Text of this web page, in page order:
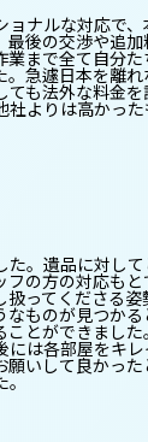
ナルな対応で
最後の交渉や追
業まで全て自分
急遽日本を離
も法外な料金を
社よりは高かっ
。遺品に対して
の方の対応も
ってくださる
ものが見つか
ことができまし
には各部屋をキ
いして良かっ